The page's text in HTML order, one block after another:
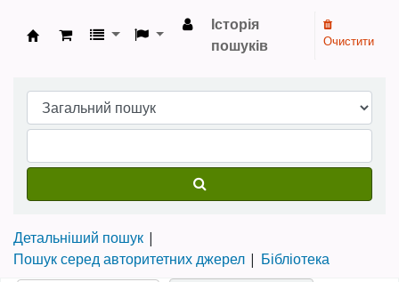
Бібліотека НТШ › Електронний каталог
Історія
пошуків
Очистити
Детальніший пошук
Пошук серед авторитетних джерел
Бібліотека